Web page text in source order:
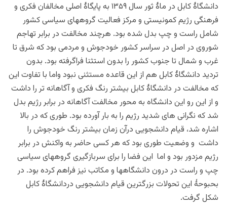
دانشگاۀ کابل در ماۀ ثور سال ۱۳۵۹ به پایگاۀ اصلی مخالفان فکری و
فرهنگی رژیم کمونیستی و مرکز فعالیت گروههای سیاسی کشور
شامل راست و چپ بدل شده بود. هرچند مخالفت در برابر تهاجم
شوروی در اصل در سراسر کشور خودجوش و مردمی بود که شرق تا
غرب و شمال تا جنوب کشور را بدون استثنا فراگرفته بود. بدون
تردید دانشگاۀ کابل هم از این قاعده مستثنی نبود واما با تفاوت این
که مخالفت در دانشگاۀ کابل بیشتر رنگ فکری و آگاهانه تر را داشت
و از این رو این دانشگاه به محور مخالفت آگاهانه در برابر رژیم بدل
شد که نگرانی های شدید رژیم را به بار آورده بود. طوری که در بالا
اشاره شد، قیام دانشجویی درآن زمان بیشتر رنگ خودجوش را
داشت و وضعیت طوری بود که هر کسی حاضر به واکنش در برابر
رژیم مزدور بود و اما این فضا را برای سربازگیری گروههای سیاسی
چپ و راست در درون دانشگاهها و مکاتب نیز فراهم کرده بود. در
بحبوحۀ این تحولات بزرگترین قیام دانشجویی دردانشگاۀ کابل
شکل گرفت.